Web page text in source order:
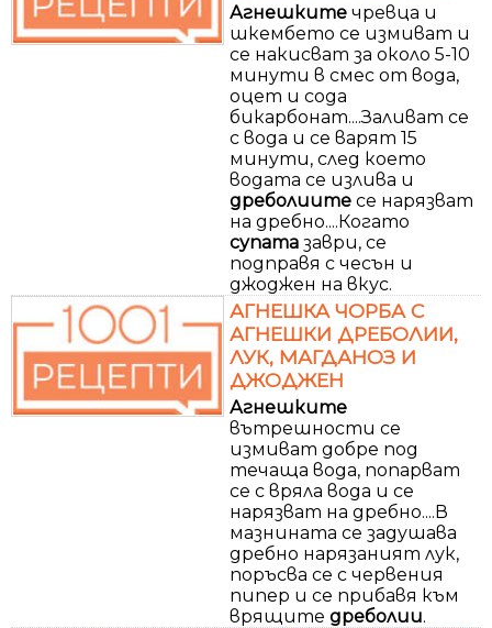
Агнешките чревца и
шкембето се измиват и
се накисват за около 5-10
минути в смес от вода,
оцет и сода
бикарбонат....Заливат се
с вода и се варят 15
минути, след което
водата се излива и
дреболиите се нарязват
на дребно....Когато
супата заври, се
подправя с чесън и
джоджен на вкус.
АГНЕШКА ЧОРБА С
АГНЕШКИ ДРЕБОЛИИ,
ЛУК, МАГДАНОЗ И
ДЖОДЖЕН
Агнешките
вътрешности се
измиват добре под
течаща вода, попарват
се с вряла вода и се
нарязват на дребно....В
мазнината се задушава
дребно нарязаният лук,
поръсва се с червения
пипер и се прибавя към
врящите дреболии.